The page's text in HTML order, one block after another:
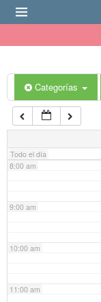
Categorías
Todo el día
6:00 am
7:00 am
8:00 am
9:00 am
10:00 am
11:00 am